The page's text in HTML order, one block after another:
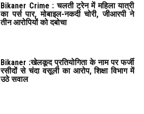
Bikaner Crime : चलती ट्रेन में महिला यात्री
का पर्स पार, मोबाइल-नकदी चोरी, जीआरपी ने
तीन आरोपियों को दबोचा
Bikaner :खेलकूद प्रतियोगिता के नाम पर फर्जी
रसीदों से चंदा वसूली का आरोप, शिक्षा विभाग में
उठे सवाल